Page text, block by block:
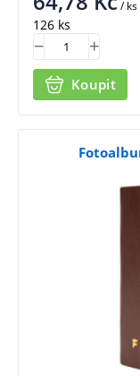
/ ks
126 ks
Koupit